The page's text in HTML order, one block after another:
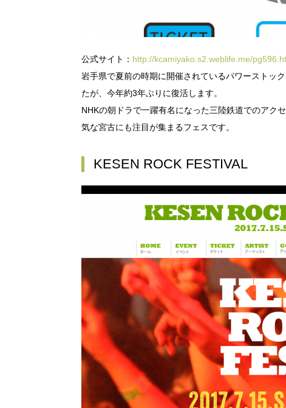
公式サイト： http://kcamiyako.s2.weblife.me/
岩手県で夏前の時期に開催されているパワーストッ
たが、今年約3年ぶりに復活します。
NHKの朝ドラで一躍有名になった三陸鉄道でのアク
気な宮古にも注目が集まるフェスです。
KESEN ROCK FESTIVAL